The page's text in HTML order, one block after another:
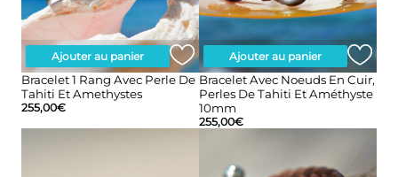
Ajouter au panier
Bracelet 1 Rang Avec Perle De
Tahiti Et Amethystes
255,00€
Ajouter au panier
Bracelet Avec Noeuds En Cuir,
Perles De Tahiti Et Améthyste
10mm
255,00€